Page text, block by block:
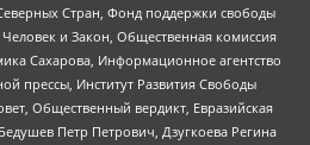
Стран, Фонд поддержки свободы
и Закон, Общественная комиссия
Сахарова, Информационное агентство
прессы, Институт Развития Свободы
Общественный вердикт, Евразийская
Петр Петрович, Дзугкоева Регина